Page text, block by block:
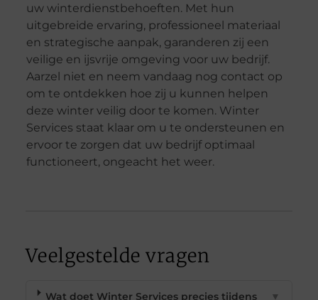
uw winterdienstbehoeften. Met hun
uitgebreide ervaring, professioneel materiaal
en strategische aanpak, garanderen zij een
veilige en ijsvrije omgeving voor uw bedrijf.
Aarzel niet en neem vandaag nog contact op
om te ontdekken hoe zij u kunnen helpen
deze winter veilig door te komen. Winter
Services staat klaar om u te ondersteunen en
ervoor te zorgen dat uw bedrijf optimaal
functioneert, ongeacht het weer.
Veelgestelde vragen
Wat doet Winter Services precies tijdens
▼